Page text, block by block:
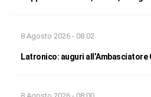
8 Agosto 2026 - 08:02
Latronico: auguri all’Ambasciatore
8 Agosto 2026 - 08:00